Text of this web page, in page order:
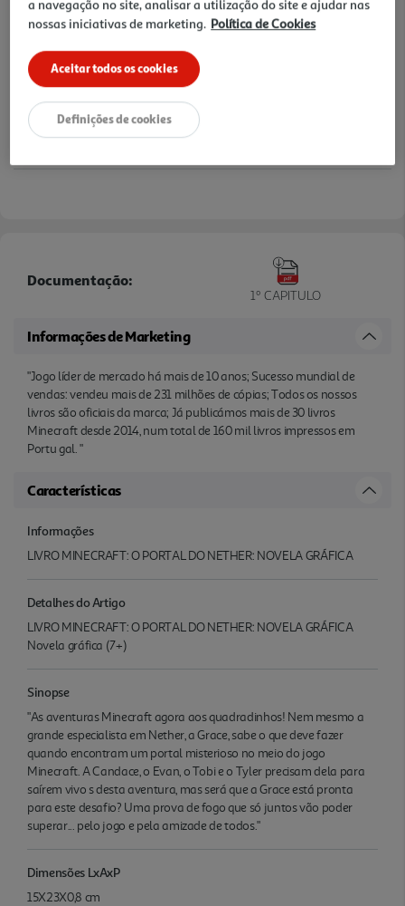
Documentação:
1º CAPITULO
Informações de Marketing
"Jogo líder de mercado há mais de 10 anos; Sucesso mundial de
vendas: vendeu mais de 231 milhões de cópias; Todos os nossos
livros são oficiais da marca; Já publicámos mais de 30 livros
Minecraft desde 2014, num total de 160 mil livros impressos em
Portu gal. "
Características
Informações
LIVRO MINECRAFT: O PORTAL DO NETHER: NOVELA GRÁFICA
Detalhes do Artigo
LIVRO MINECRAFT: O PORTAL DO NETHER: NOVELA GRÁFICA
Novela gráfica (7+)
Sinopse
"As aventuras Minecraft agora aos quadradinhos! Nem mesmo a
grande especialista em Nether, a Grace, sabe o que deve fazer
quando encontram um portal misterioso no meio do jogo
Minecraft. A Candace, o Evan, o Tobi e o Tyler precisam dela para
saírem vivo s desta aventura, mas será que a Grace está pronta
para este desafio? Uma prova de fogo que só juntos vão poder
superar... pelo jogo e pela amizade de todos."
Dimensões LxAxP
15X23X0,8 cm
a navegação no site, analisar a utilização do site e ajudar nas
nossas iniciativas de marketing. Política de Cookies
Aceitar todos os cookies
Definições de cookies